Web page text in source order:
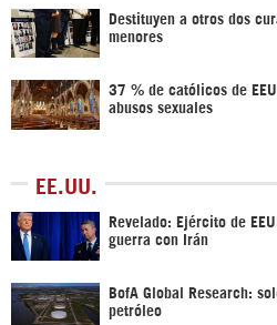
Destituyen a otros dos
menores
37 % de católicos de
abusos sexuales
EE.UU.
Revelado: Ejército de
guerra con Irán
BofA Global Research:
petróleo